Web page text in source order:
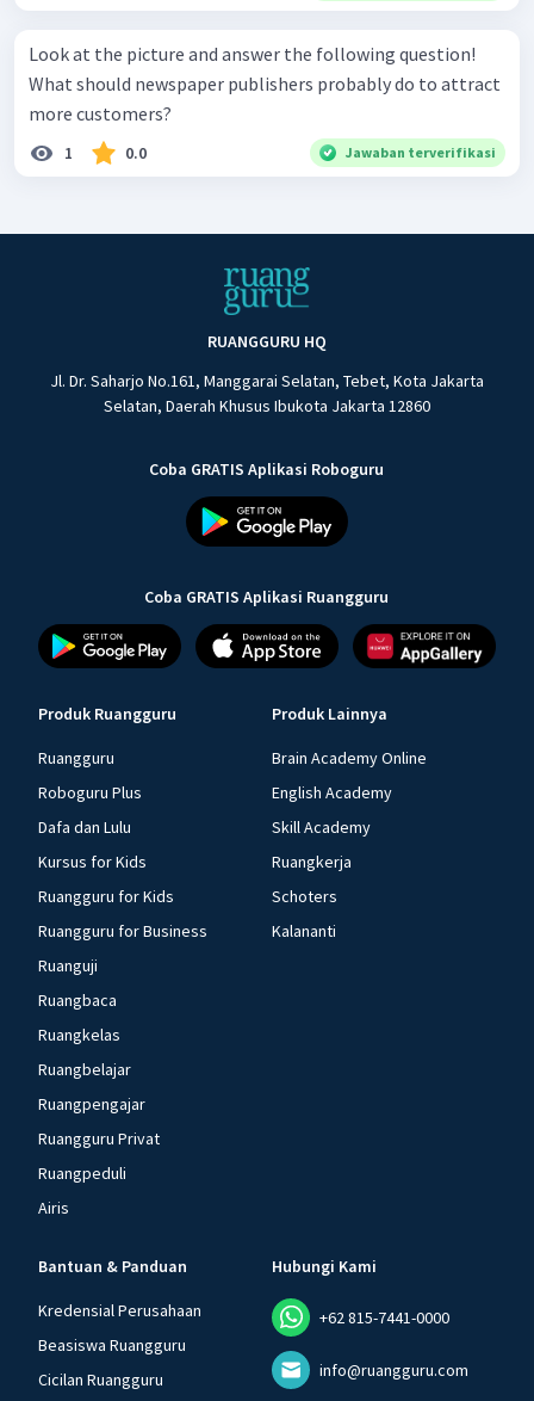
Look at the picture and answer the following question!
What should newspaper publishers probably do to attract
more customers?
1 0.0 Jawaban terverifikasi
RUANGGURU HQ
Jl. Dr. Saharjo No.161, Manggarai Selatan, Tebet, Kota Jakarta
Selatan, Daerah Khusus Ibukota Jakarta 12860
Coba GRATIS Aplikasi Roboguru
Coba GRATIS Aplikasi Ruangguru
Produk Ruangguru
Ruangguru
Roboguru Plus
Dafa dan Lulu
Kursus for Kids
Ruangguru for Kids
Ruangguru for Business
Ruanguji
Ruangbaca
Ruangkelas
Ruangbelajar
Ruangpengajar
Ruangguru Privat
Ruangpeduli
Airis
Produk Lainnya
Brain Academy Online
English Academy
Skill Academy
Ruangkerja
Schoters
Kalananti
Bantuan & Panduan
Kredensial Perusahaan
Beasiswa Ruangguru
Cicilan Ruangguru
Hubungi Kami
+62 815-7441-0000
info@ruangguru.com